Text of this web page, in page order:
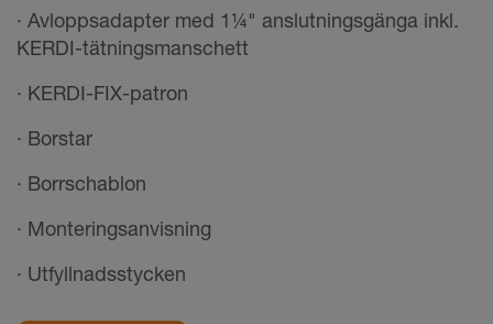
· Avloppsadapter med 1¼" anslutningsgänga inkl.
KERDI-tätningsmanschett
· KERDI-FIX-patron
· Borstar
· Borrschablon
· Monteringsanvisning
· Utfyllnadsstycken